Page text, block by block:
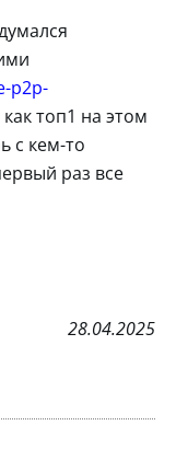
p2p-
топ1 на этом
с кем-то
раз все
28.04.2025